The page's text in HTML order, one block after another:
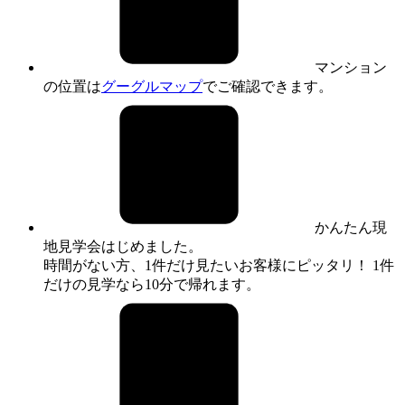
マンション
の位置はグーグルマップでご確認できます。
かんたん現
地見学会はじめました。
時間がない方、1件だけ見たいお客様にピッタリ！ 1件
だけの見学なら10分で帰れます。